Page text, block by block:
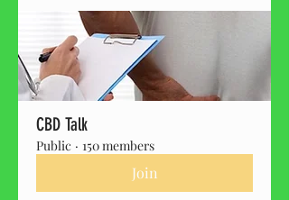
CBD Talk
Public · 150 members
Join